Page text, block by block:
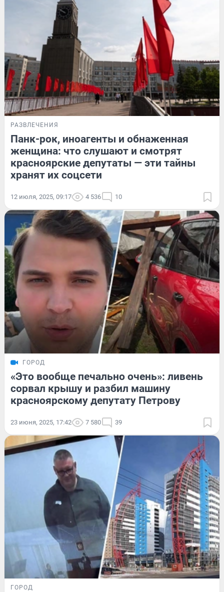
РАЗВЛЕЧЕНИЯ
Панк-рок, иноагенты и обнаженная
женщина: что слушают и смотрят
красноярские депутаты — эти тайны
хранят их соцсети
12 июля, 2025, 09:17 4 536 10
ГОРОД
«Это вообще печально очень»: ливень
сорвал крышу и разбил машину
красноярскому депутату Петрову
23 июня, 2025, 17:42 7 580 39
ГОРОД